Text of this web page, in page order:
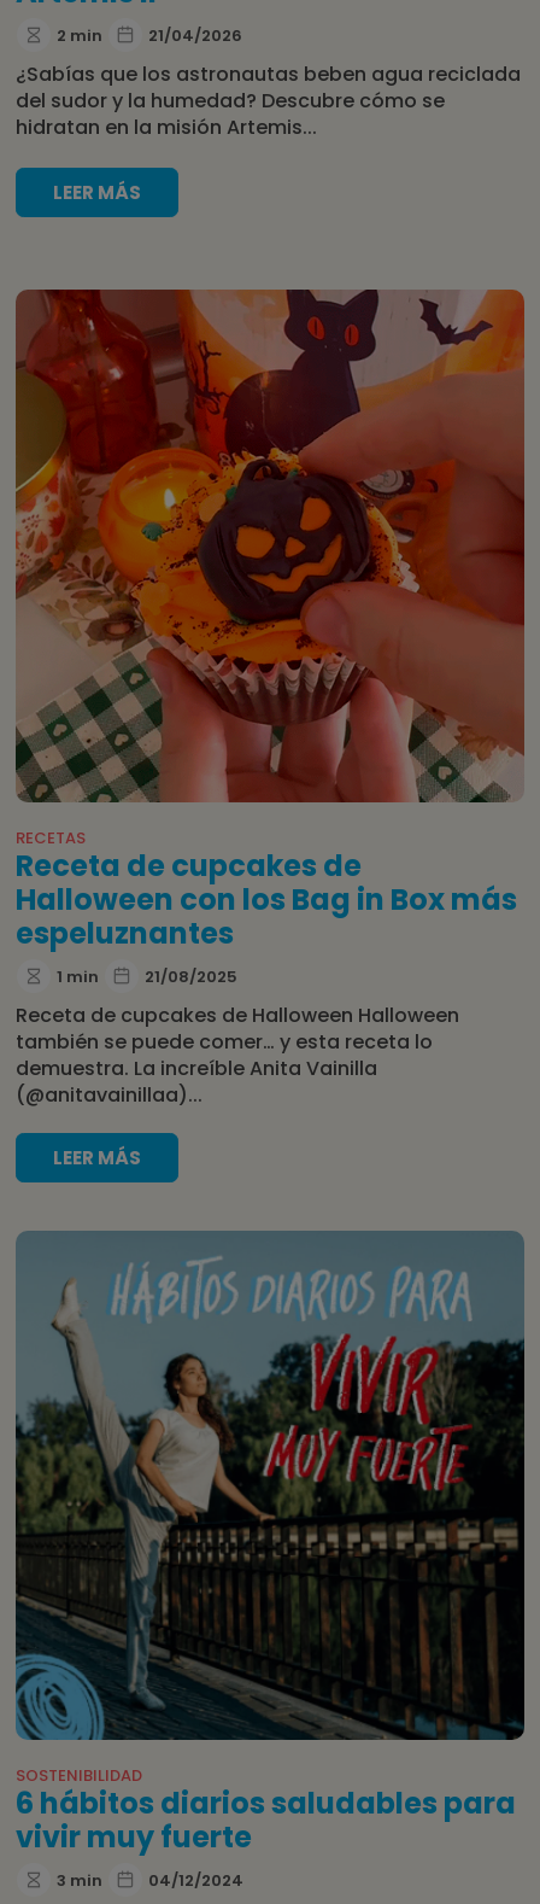
2 min 21/04/2026
¿Sabías que los astronautas beben agua reciclada
del sudor y la humedad? Descubre cómo se
hidratan en la misión Artemis...
LEER MÁS
RECETAS
Receta de cupcakes de
Halloween con los Bag in Box más
espeluznantes
1 min 21/08/2025
Receta de cupcakes de Halloween Halloween
también se puede comer… y esta receta lo
demuestra. La increíble Anita Vainilla
(@anitavainillaa)...
LEER MÁS
SOSTENIBILIDAD
6 hábitos diarios saludables para
vivir muy fuerte
3 min 04/12/2024